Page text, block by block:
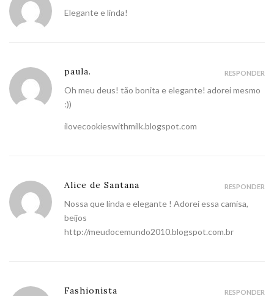
Elegante e linda!
paula.
Oh meu deus! tão bonita e elegante! adorei mesmo
:))
ilovecookieswithmilk.blogspot.com
RESPONDER
Alice de Santana
Nossa que linda e elegante ! Adorei essa camisa,
beijos
http://meudocemundo2010.blogspot.com.br
RESPONDER
Fashionista RESPONDER